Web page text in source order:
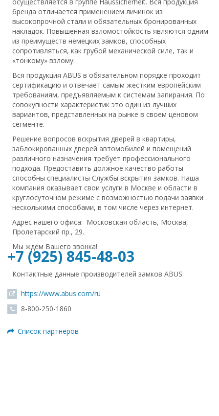
бренда отличается применением личинок из
высокопрочной стали и обязательных бронированных
накладок. Повышенная взломостойкость являются одним
из преимуществ немецких замков, способных
сопротивляться, как грубой механической силе, так и
«тонкому» взлому.
Вся продукция ABUS в обязательном порядке проходит
сертификацию и отвечает самым жестким европейским
требованиям, предъявляемым к системам запирания. По
совокупности характеристик это один из лучших
вариантов, представленных на рынке в своем ценовом
сегменте.
Решение вопросов вскрытия дверей в квартиры,
заблокированных дверей автомобилей и помещений
различного назначения требует профессионального
подхода. Предоставить должное качество работы
способны специалисты Службы вскрытия замков. Наша
компания оказывает свои услуги в Москве и области в
круглосуточном режиме с возможностью подачи заявки
несколькими способами, в том числе через интернет.
Адрес нашего офиса: Московская область, Москва,
Пролетарский пр., 29.
Мы ждем Вашего звонка!
+7 (925) 845-48-03
Контактные данные производителей замков ABUS:
https://www.abus.com/ru
8-800-250-1860
Список партнеров